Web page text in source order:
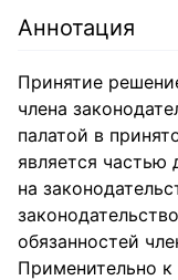
Аннотация
Принятие
члена
палатой в
является частью
на
обязанностей
Применительно